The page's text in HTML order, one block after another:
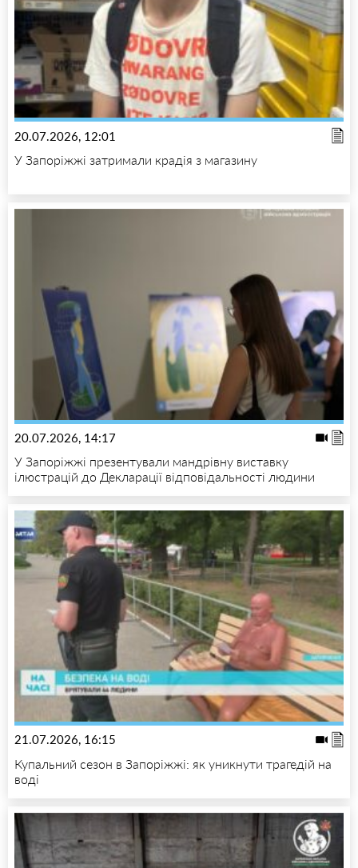
20.07.2026, 12:01
У Запоріжжі затримали крадія з магазину
20.07.2026, 14:17
У Запоріжжі презентували мандрівну виставку
ілюстрацій до Декларації відповідальності людини
21.07.2026, 16:15
Купальний сезон в Запоріжжі: як уникнути трагедій на
воді